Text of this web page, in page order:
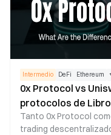
Intermedio DeFi Ethereum
0x Protocol vs
protocolos de
Tanto 0x Protocol
trading